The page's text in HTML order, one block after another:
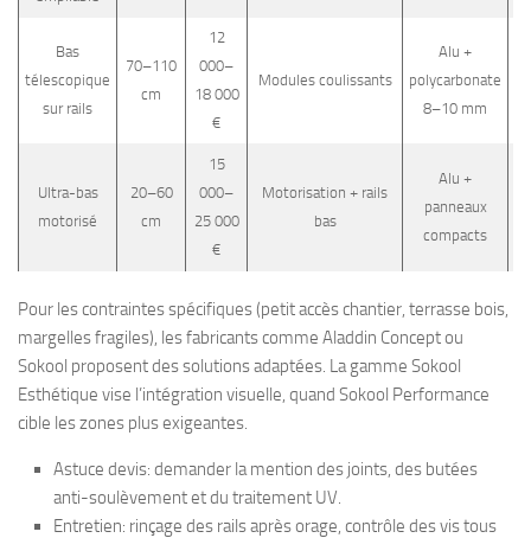
Bas
télescopique
sur rails
70–110
cm
12
000–
18 000
€
Modules coulissants
Alu +
polycarbonate
8–10 mm
Ultra-bas
motorisé
20–60
cm
15
000–
25 000
€
Motorisation + rails
bas
Alu +
panneaux
compacts
Pour les contraintes spécifiques (petit accès chantier, terrasse bois,
margelles fragiles), les fabricants comme Aladdin Concept ou
Sokool proposent des solutions adaptées. La gamme Sokool
Esthétique vise l’intégration visuelle, quand Sokool Performance
cible les zones plus exigeantes.
Astuce devis: demander la mention des joints, des butées
anti-soulèvement et du traitement UV.
Entretien: rinçage des rails après orage, contrôle des vis tous